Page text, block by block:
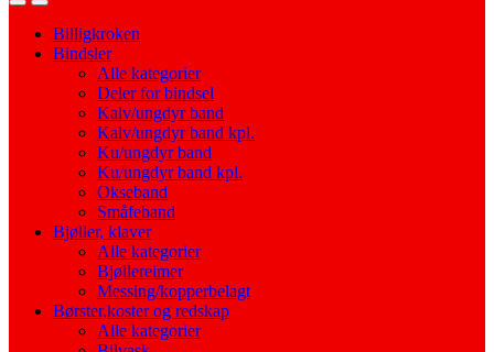
OpenClose
Billigkroken
Bindsler
Alle kategorier
Deler for bindsel
Kalv/ungdyr band
Kalv/ungdyr band kpl.
Ku/ungdyr band
Ku/ungdyr band kpl.
Okseband
Småfeband
Bjøller, klaver
Alle kategorier
Bjøllereimer
Messing/kopperbelagt
Børster,koster og redskap
Alle kategorier